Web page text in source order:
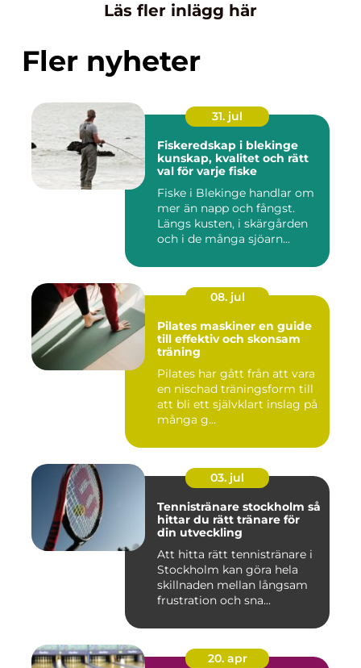
Läs fler inlägg här
Fler nyheter
31. jul
Fiskeredskap i blekinge
kunskap, kvalitet och rätt
val för varje fiske
Fiske i Blekinge handlar om
mer än napp och fångst.
Längs kusten, i skärgården
och i de många sjöarn...
08. jul
Pilates maskiner en guide
till effektiv och skonsam
träning
Pilates har gått från att vara
en nischad träningsform till
att bli ett självklart inslag på
många g...
03. jul
Tennistränare stockholm så
hittar du rätt tränare för
din utveckling
Att hitta rätt tennistränare i
Stockholm kan göra hela
skillnaden mellan långsam
frustration och sna...
20. apr